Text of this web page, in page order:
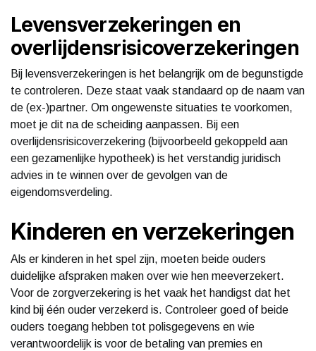
Levensverzekeringen en
overlijdensrisicoverzekeringen
Bij levensverzekeringen is het belangrijk om de begunstigde
te controleren. Deze staat vaak standaard op de naam van
de (ex-)partner. Om ongewenste situaties te voorkomen,
moet je dit na de scheiding aanpassen. Bij een
overlijdensrisicoverzekering (bijvoorbeeld gekoppeld aan
een gezamenlijke hypotheek) is het verstandig juridisch
advies in te winnen over de gevolgen van de
eigendomsverdeling.
Kinderen en verzekeringen
Als er kinderen in het spel zijn, moeten beide ouders
duidelijke afspraken maken over wie hen meeverzekert.
Voor de zorgverzekering is het vaak het handigst dat het
kind bij één ouder verzekerd is. Controleer goed of beide
ouders toegang hebben tot polisgegevens en wie
verantwoordelijk is voor de betaling van premies en